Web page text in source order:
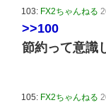
103: FX2ちゃんねる
>>100
節約って意識
105: FX2ちゃんねる